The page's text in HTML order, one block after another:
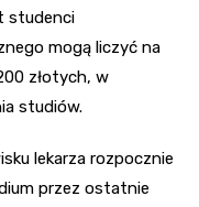
studenci
mogą liczyć na
złotych, w
studiów.
lekarza rozpocznie
przez ostatnie